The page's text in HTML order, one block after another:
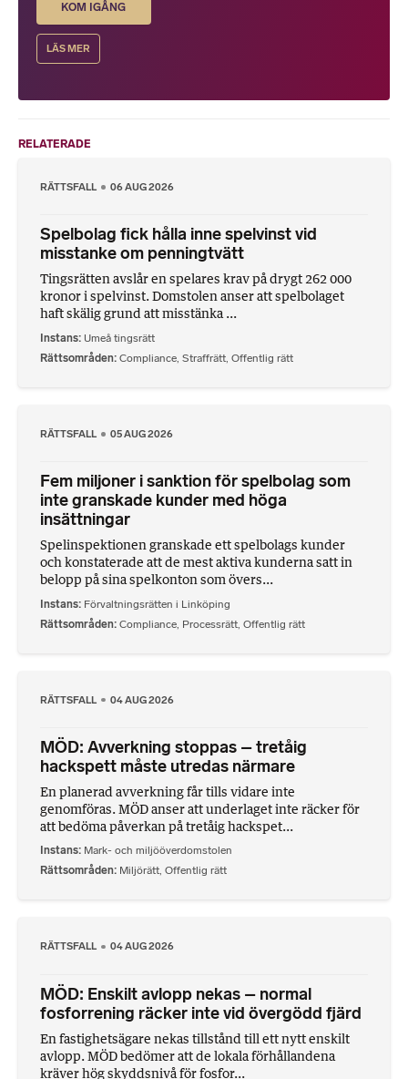
KOM IGÅNG
LÄS MER
RELATERADE
RÄTTSFALL 06 AUG 2026
Spelbolag fick hålla inne spelvinst vid
misstanke om penningtvätt
Tingsrätten avslår en spelares krav på drygt 262 000
kronor i spelvinst. Domstolen anser att spelbolaget
haft skälig grund att misstänka ...
Instans Umeå tingsrätt
Rättsområden Compliance Straffrätt Offentlig rätt
RÄTTSFALL 05 AUG 2026
Fem miljoner i sanktion för spelbolag som
inte granskade kunder med höga
insättningar
Spelinspektionen granskade ett spelbolags kunder
och konstaterade att de mest aktiva kunderna satt in
belopp på sina spelkonton som övers...
Instans Förvaltningsrätten i Linköping
Rättsområden Compliance Processrätt Offentlig rätt
RÄTTSFALL 04 AUG 2026
MÖD: Avverkning stoppas – tretåig
hackspett måste utredas närmare
En planerad avverkning får tills vidare inte
genomföras. MÖD anser att underlaget inte räcker för
att bedöma påverkan på tretåig hackspet...
Instans Mark- och miljööverdomstolen
Rättsområden Miljörätt, Offentlig rätt
RÄTTSFALL 04 AUG 2026
MÖD: Enskilt avlopp nekas – normal
fosforrening räcker inte vid övergödd fjärd
En fastighetsägare nekas tillstånd till ett nytt enskilt
avlopp. MÖD bedömer att de lokala förhållandena
kräver hög skyddsnivå för fosfor...